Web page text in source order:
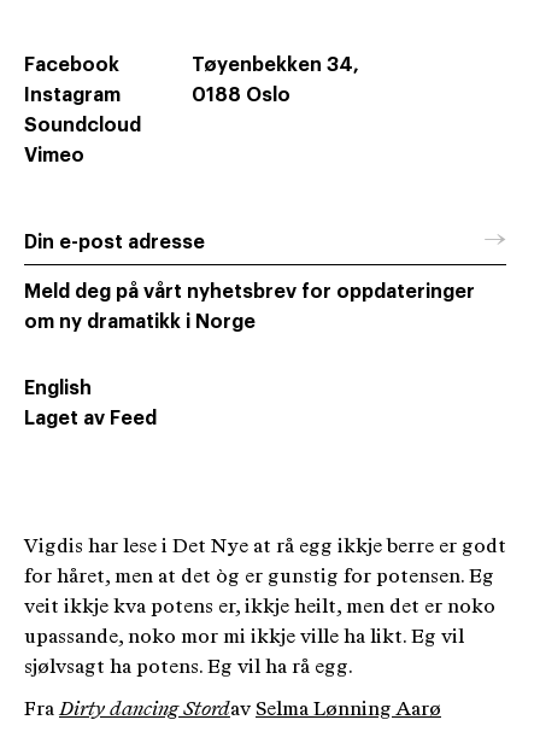
Vigdis har lese i Det Nye at rå egg ikkje berre er godt
for håret, men at det òg er gunstig for potensen. Eg
veit ikkje kva potens er, ikkje heilt, men det er noko
upassande, noko mor mi ikkje ville ha likt. Eg vil
sjølvsagt ha potens. Eg vil ha rå egg.
FraDirty dancing Stordav Selma Lønning Aarø
Tøyenbekken 34,
0188 Oslo
Facebook
Instagram
Soundcloud
Vimeo
Din e-post adresse →
Meld deg på vårt nyhetsbrev for oppdateringer
om ny dramatikk i Norge
English
Laget av Feed